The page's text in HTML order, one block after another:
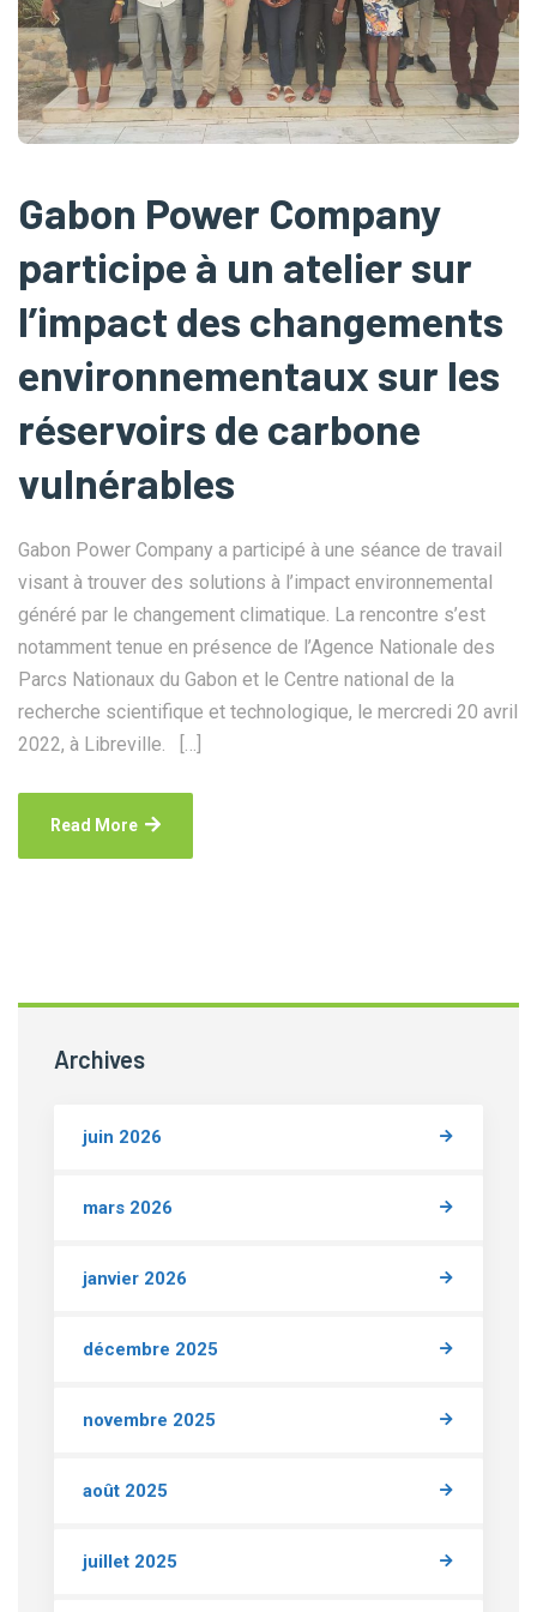
Gabon Power Company
participe à un atelier sur
l’impact des changements
environnementaux sur les
réservoirs de carbone
vulnérables
Gabon Power Company a participé à une séance de travail
visant à trouver des solutions à l’impact environnemental
généré par le changement climatique. La rencontre s’est
notamment tenue en présence de l’Agence Nationale des
Parcs Nationaux du Gabon et le Centre national de la
recherche scientifique et technologique, le mercredi 20 avril
2022, à Libreville. […]
Read More
Archives
juin 2026
mars 2026
janvier 2026
décembre 2025
novembre 2025
août 2025
juillet 2025